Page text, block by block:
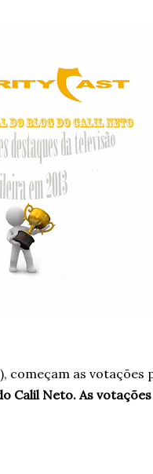
), começam as votações
Calil Neto. As